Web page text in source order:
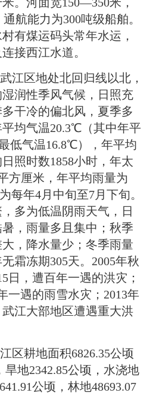
航能力为300吨级船舶。
有煤运码头常年水运，
接西江水道。
江区地处北回归线以北，
润性季风气候，日照充
干冷的偏北风，夏季多
均气温20.3℃（其中年平
低气温16.8℃），年平均
照时数1858小时，年太
方厘米，年平均雨量为
每年4月中旬至7月下旬。
多为低温阴雨天气，日
，雨量多且集中；秋季
，降水量少；冬季雨量
霜冻期305天。2005年秋
日，遭百年一遇的洪灾；
一遇的雨雪水灾；2013年
武江大部地区遭遇重大洪
区耕地面积6826.35公顷
旱地2342.85公顷，水浇地
公顷，林地48693.07